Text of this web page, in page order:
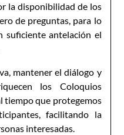
la disponibilidad de los
de preguntas, para lo
suficiente antelación el
mantener el diálogo y
los Coloquios
tiempo que protegemos
facilitando la
interesadas.